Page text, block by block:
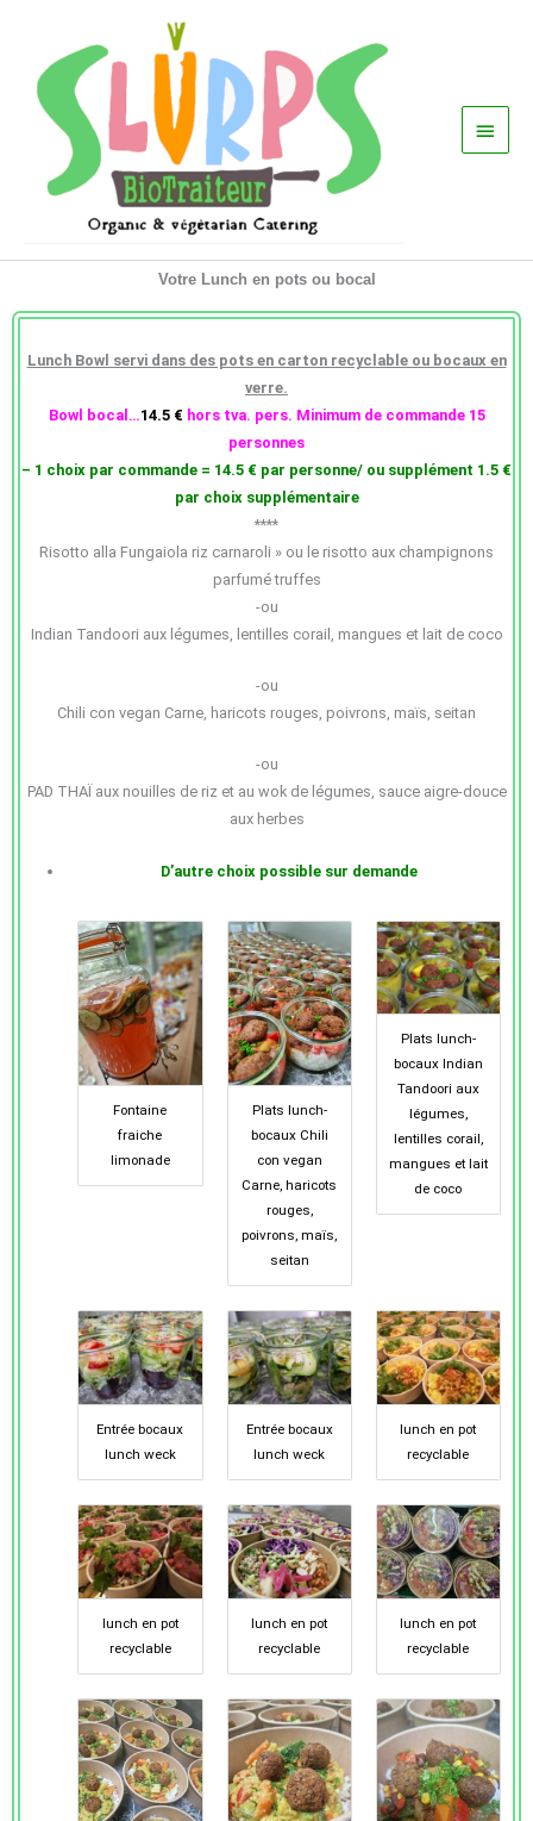
contenu
Votre Lunch en pots ou bocal
Lunch Bowl servi dans des pots en carton recyclable ou bocaux en
verre.
Bowl bocal…14.5 € hors tva. pers. Minimum de commande 15
personnes
– 1 choix par commande = 14.5 € par personne/ ou supplément 1.5 €
par choix supplémentaire
****
Risotto alla Fungaiola riz carnaroli » ou le risotto aux champignons
parfumé truffes
-ou
Indian Tandoori aux légumes, lentilles corail, mangues et lait de coco
-ou
Chili con vegan Carne, haricots rouges, poivrons, maïs, seitan
-ou
PAD THAÏ aux nouilles de riz et au wok de légumes, sauce aigre-douce
aux herbes
D’autre choix possible sur demande
Fontaine
fraiche
limonade
Plats lunch-
bocaux Chili
con vegan
Carne, haricots
rouges,
poivrons, maïs,
seitan
Plats lunch-
bocaux Indian
Tandoori aux
légumes,
lentilles corail,
mangues et lait
de coco
Entrée bocaux
lunch weck
Entrée bocaux
lunch weck
lunch en pot
recyclable
lunch en pot
recyclable
lunch en pot
recyclable
lunch en pot
recyclable